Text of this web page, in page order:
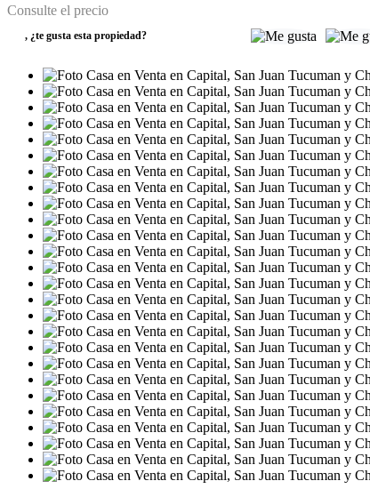
Consulte el precio
, ¿te gusta esta propiedad?